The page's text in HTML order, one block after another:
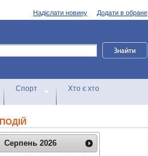
Додати в обране
Надіслати новину
Спорт Хто є хто
Серпень 2026